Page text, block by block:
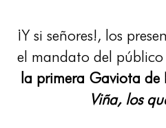
¡Y si señores!, los
el mandato del público
la primera Gaviota de
Viña, los